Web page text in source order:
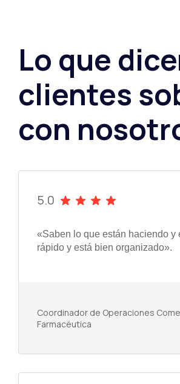
Lo que
clientes
con
5.0
«Saben lo que están haciendo y
rápido y está bien organizado».
Coordinador de Operaciones
Farmacéutica